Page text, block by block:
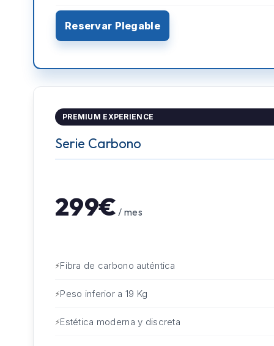
Reservar Plegable
PREMIUM EXPERIENCE
Serie Carbono
299€ / mes
Fibra de carbono auténtica
Peso inferior a 19 Kg
Estética moderna y discreta